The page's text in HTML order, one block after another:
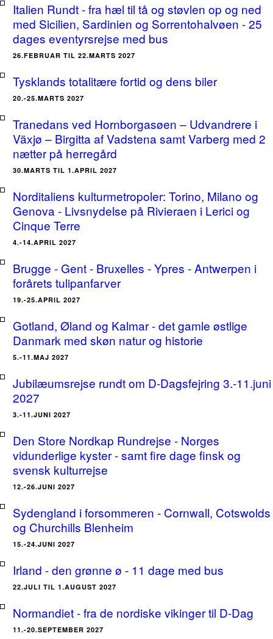
Italien Rundt - fra hæl til tå og støvlen op og ned
med Sicilien, Sardinien og Sorrentohalvøen - 25
dages eventyrsrejse med bus
26.FEBRUAR TIL 22.MARTS 2027
Tysklands totalitære fortid og dens biler
20.-25.MARTS 2027
Tranedans ved Hornborgasøen – Udvandrere i
Växjø – Birgitta af Vadstena samt Varberg med 2
nætter på herregård
30.MARTS TIL 1.APRIL 2027
Norditaliens kulturmetropoler: Torino, Milano og
Genova - Livsnydelse på Rivieraen i Lerici og
Cinque Terre
4.-14.APRIL 2027
Brugge - Gent - Bruxelles - Ypres - Antwerpen i
forårets tulipanfarver
19.-25.APRIL 2027
Gotland, Øland og Kalmar - det gamle østlige
Danmark med skøn natur og historie
5.-11.MAJ 2027
Jubilæumsrejse rundt om D-Dagsfejring 3.-11.juni
2027
3.-11.JUNI 2027
Den Store Nordkap Rundrejse - Norges
vidunderlige kyster - samt fire dage finsk og
svensk kulturrejse
12.-26.JUNI 2027
Sydengland i forsommeren - Cornwall, Cotswolds
og Churchills Blenheim
15.-24.JUNI 2027
Irland - den grønne ø - 11 dage med bus
22.JULI TIL 1.AUGUST 2027
Normandiet - fra de nordiske vikinger til D-Dag
11.-20.SEPTEMBER 2027